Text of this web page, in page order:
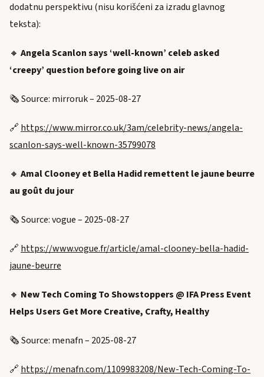
dodatnu perspektivu (nisu korišćeni za izradu glavnog
teksta):
🔸 Angela Scanlon says ‘well-known’ celeb asked
‘creepy’ question before going live on air
🗞️ Source: mirroruk – 2025-08-27
🔗https://www.mirror.co.uk/3am/celebrity-news/angela-
scanlon-says-well-known-35799078
🔸 Amal Clooney et Bella Hadid remettent le jaune beurre
au goût du jour
🗞️ Source: vogue – 2025-08-27
🔗https://www.vogue.fr/article/amal-clooney-bella-hadid-
jaune-beurre
🔸 New Tech Coming To Showstoppers @ IFA Press Event
Helps Users Get More Creative, Crafty, Healthy
🗞️ Source: menafn – 2025-08-27
🔗https://menafn.com/1109983208/New-Tech-Coming-To-